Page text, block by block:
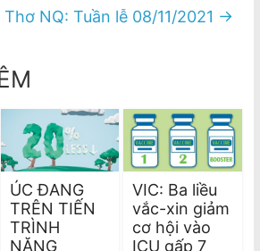
NQ: Tuần lễ 08/11/2021 →
ÚC ĐANG
TRÊN TIẾN
TRÌNH
NĂNG
VIC: Ba liều
vắc-xin giảm
cơ hội vào
ICU gấp 7